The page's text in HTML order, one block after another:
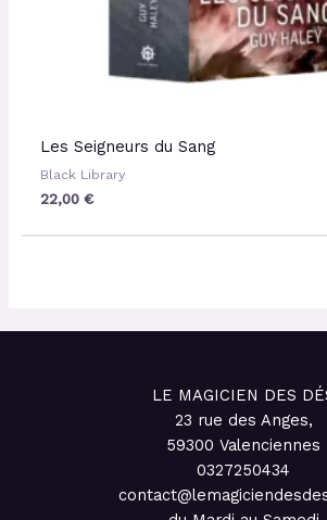
Les Seigneurs du Sang
Black Library
22,00€
LE MAGICIEN DES
23 rue des Anges,
59300 Valenciennes
0327250434